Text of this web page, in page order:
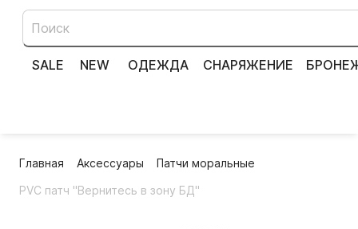
SALE NEW ОДЕЖДА СНАРЯЖЕНИЕ
Главная Аксессуары
Патчи моральные
PVC патч "Вернитесь в зону БД"